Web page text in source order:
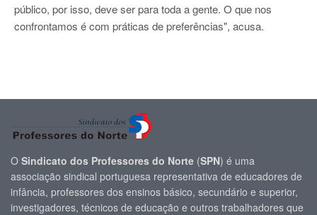
público, por isso, deve ser para toda a gente. O que nos
confrontamos é com práticas de preferências", acusa.
O Sindicato dos Professores do Norte (SPN) é uma
associação sindical portuguesa representativa de educadores de
infância, professores dos ensinos básico, secundário e superior,
investigadores, técnicos de educação e outros trabalhadores que